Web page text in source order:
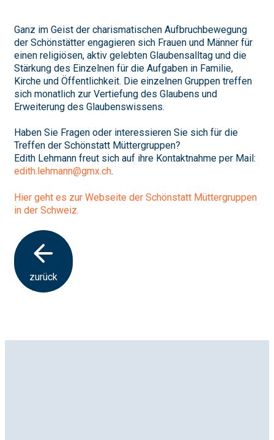
Ganz im Geist der charismatischen Aufbruchbewegung
der Schönstätter engagieren sich Frauen und Männer für
einen religiösen, aktiv gelebten Glaubensalltag und die
Stärkung des Einzelnen für die Aufgaben in Familie,
Kirche und Öffentlichkeit. Die einzelnen Gruppen treffen
sich monatlich zur Vertiefung des Glaubens und
Erweiterung des Glaubenswissens.
Haben Sie Fragen oder interessieren Sie sich für die
Treffen der Schönstatt Müttergruppen?
Edith Lehmann freut sich auf ihre Kontaktnahme per Mail:
edith.lehmann@gmx.ch.
Hier geht es zur Webseite der Schönstatt Müttergruppen
in der Schweiz.
zurück